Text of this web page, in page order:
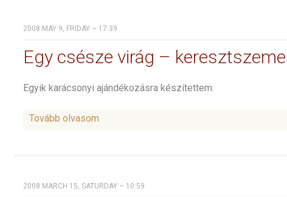
2008 MAY 9, FRIDAY – 17:39
Egy csésze virág –
Egyik karácsonyi ajándékozásra készítettem.
Tovább olvasom
2008 MARCH 15, SATURDAY – 10:59